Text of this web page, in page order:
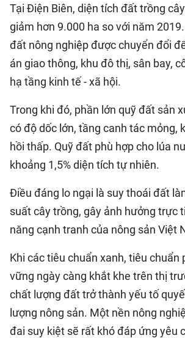
Tại Điện Biên, diện tích đất trồng
giảm hơn 9.000 ha so với năm
đất nông nghiệp được chuyển đổi
án giao thông, khu đô thị, sân bay,
hạ tầng kinh tế - xã hội.
Trong khi đó, phần lớn quỹ đất sản
có độ dốc lớn, tầng canh tác mỏng,
hồi thấp. Quỹ đất phù hợp cho lúa
khoảng 1,5% diện tích tự nhiên.
Điều đáng lo ngại là suy thoái đất
suất cây trồng, gây ảnh hưởng trực
năng cạnh tranh của nông sản Việt
Khi các tiêu chuẩn xanh, tiêu chuẩn
vững ngày càng khắt khe trên thị
chất lượng đất trở thành yếu tố
lượng nông sản. Một nền nông
đai suy kiệt sẽ rất khó đáp ứng yêu